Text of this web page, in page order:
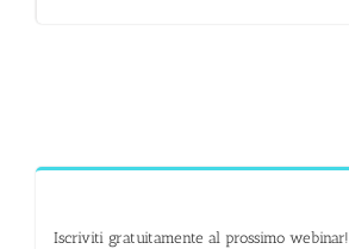
Iscriviti gratuitamente al prossimo webinar!